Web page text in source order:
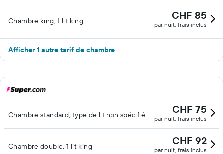
Chambre king, 1 lit king CHF 85
par nuit, frais inclus
Afficher 1 autre tarif de chambre
Chambre standard, type de lit non spécifié CHF 75
par nuit, frais inclus
Chambre double, 1 lit king CHF 92
par nuit, frais inclus